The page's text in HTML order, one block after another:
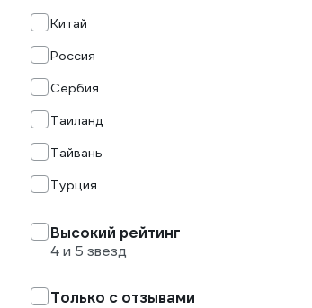
Китай
Россия
Сербия
Таиланд
Тайвань
Турция
Высокий рейтинг
4 и 5 звезд
Только с отзывами